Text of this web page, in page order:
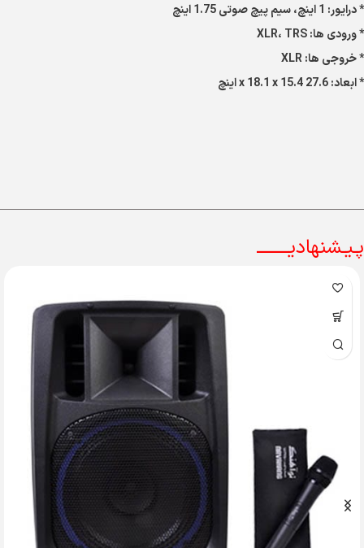
* درایور: 1 اینچ، سیم پیچ صوتی 1.75 اینچ
* ورودی ها: XLR، TRS
* خروجی ها: XLR
* ابعاد: 27.6 x 18.1 x 15.4 اینچ
پـیـشنهادیــــــــ